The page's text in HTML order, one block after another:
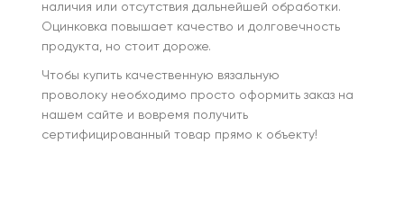
наличия или отсутствия дальнейшей обработки.
Оцинковка повышает качество и долговечность
продукта, но стоит дороже.
Чтобы купить качественную вязальную
проволоку необходимо просто оформить заказ на
нашем сайте и вовремя получить
сертифицированный товар прямо к объекту!